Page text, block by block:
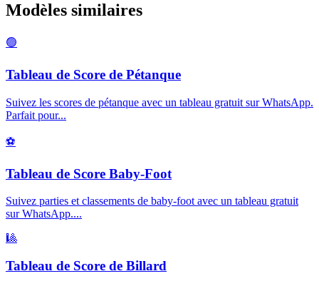
Modèles similaires
🟢
Tableau de Score de Pétanque
Suivez les scores de pétanque avec un tableau gratuit sur WhatsApp.
Parfait pour...
⚽
Tableau de Score Baby-Foot
Suivez parties et classements de baby-foot avec un tableau gratuit
sur WhatsApp....
🎱
Tableau de Score de Billard